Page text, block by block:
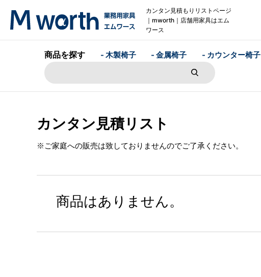
カンタン見積もりリストページ
｜mworth｜店舗用家具はエム
ワース
商品を探す - 木製椅子 - 金属椅子 - カウンター椅子
カンタン見積リスト
※ご家庭への販売は致しておりませんのでご了承ください。
商品はありません。